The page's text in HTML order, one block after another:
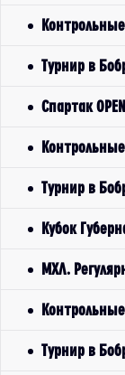
Турнир в
Спартак
Турнир в
Кубок
МХЛ.
Турнир в